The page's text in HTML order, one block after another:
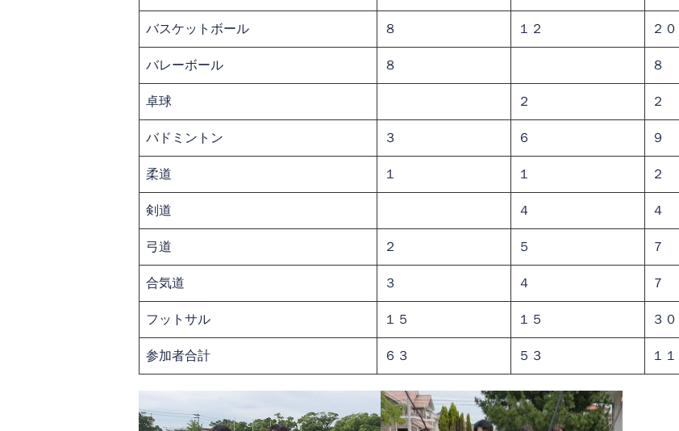
バスケットボール ８ １２ ２０
バレーボール ８ ８
卓球 ２ ２
バドミントン ３ ６ ９
柔道 １ １ ２
剣道 ４ ４
弓道 ２ ５ ７
合気道 ３ ４ ７
フットサル １５ １５ ３０
参加者合計 ６３ ５３ １１